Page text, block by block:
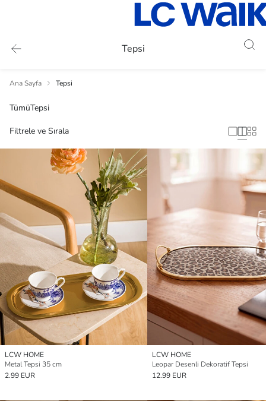
Tepsi
Ana Sayfa Tepsi
TümüTepsi
Filtrele ve Sırala
LCW HOME
Metal Tepsi 35 cm
2.99 EUR
LCW HOME
Leopar Desenli Dekoratif Tepsi
12.99 EUR